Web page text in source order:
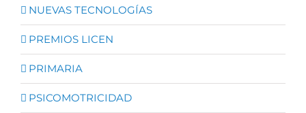
NUEVAS TECNOLOGÍAS
PREMIOS LICEN
PRIMARIA
PSICOMOTRICIDAD